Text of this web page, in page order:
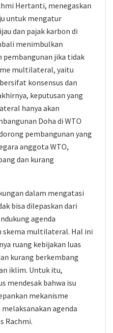
Hertanti, menegaskan
untuk mengatur
dan pajak karbon di
menimbulkan
pembangunan jika tidak
multilateral, yaitu
konsensus dan
keputusan yang
hanya akan
Doha di WTO
pembangunan yang
anggota WTO,
dan kurang
dalam mengatasi
bisa dilepaskan dari
agenda
skema multilateral. Hal ini
ruang kebijakan luas
kurang berkembang
iklim. Untuk itu,
mendesak bahwa isu
mekanisme
agenda
Rachmi.